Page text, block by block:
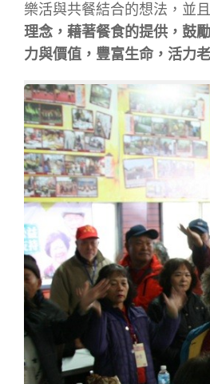
樂活與共餐結合的想法，並
理念，藉著餐食的提供，鼓
力與價值，豐富生命，活力